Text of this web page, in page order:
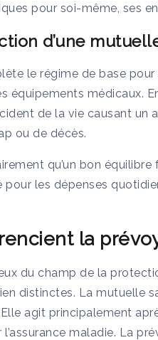
pour soi-même, ses
d’une
le régime de base
équipements médicaux.
de la vie causant un
ou de décès.
qu’un bon
les dépenses
la
du champ de la
distinctes. La mutuelle
agit principalement
maladie. La